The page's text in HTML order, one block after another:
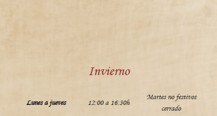
Invierno
Lunes a jueves 12:00 a 16:30h
Martes no festivos
cerrado